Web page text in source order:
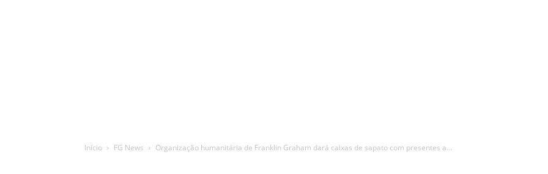
Início FG News Organização humanitária de Franklin Graham dará caixas de sapato com presentes a...